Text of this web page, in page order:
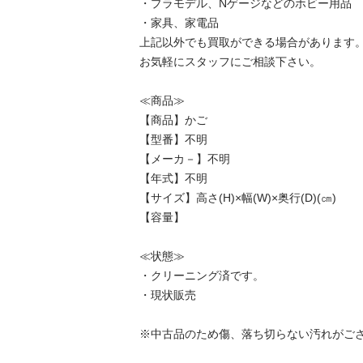
・プラモデル、Nゲージなどのホビー用品
・家具、家電品
上記以外でも買取ができる場合があります。
お気軽にスタッフにご相談下さい。
≪商品≫
【商品】かご
【型番】不明
【メーカ－】不明
【年式】不明
【サイズ】高さ(H)×幅(W)×奥行(D)(㎝)
【容量】
≪状態≫
・クリーニング済です。
・現状販売
※中古品のため傷、落ち切らない汚れがご